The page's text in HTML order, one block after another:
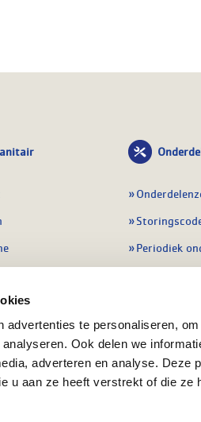
advertenties te personaliseren,
Ook delen we
adverteren en analyse. Deze
u aan ze heeft verstrekt of die ze
Periodiek
Preventie &
Alle